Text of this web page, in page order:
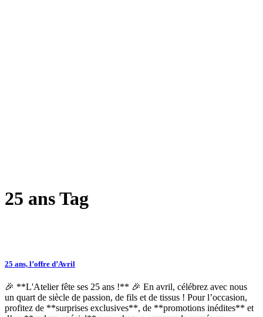
25 ans Tag
25 ans, l’offre d’Avril
🎉 **L'Atelier fête ses 25 ans !** 🎉 En avril, célébrez avec nous
un quart de siècle de passion, de fils et de tissus ! Pour l’occasion,
profitez de **surprises exclusives**, de **promotions inédites** et